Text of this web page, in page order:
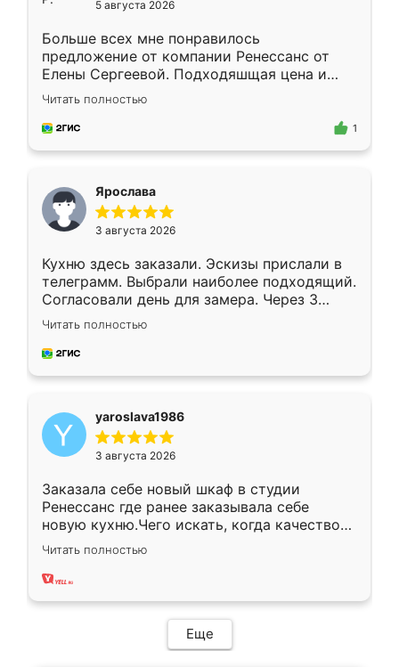
5 августа 2026
Больше всех мне понравилось
предложение от компании Ренессанс от
Елены Сергеевой. Подходяшщая цена и
короткие сроки изготовления. Приехавший
для замера сотрудник Владислав
предложил по моему эскизу самый
Читать полностью
1
Ярослава
3 августа 2026
Кухню здесь заказали. Эскизы прислали в
телеграмм. Выбрали наиболее подходящий.
Согласовали день для замера. Через 3
недели кухня была уже готова. Остались
довольны работой. Спасибо Ренессанс
мебель за качественную работу!
Читать полностью
yaroslava1986
3 августа 2026
Заказала себе новый шкаф в студии
Ренессанс где ранее заказывала себе
новую кухню.Чего искать, когда качеством
вполне довольна. Служит кухня уже почти
два года, нареканий нет.
Читать полностью
Еще